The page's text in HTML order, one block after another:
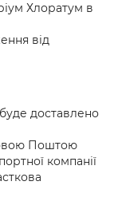
Хлоратум в
від
доставлено
Поштою
компанії